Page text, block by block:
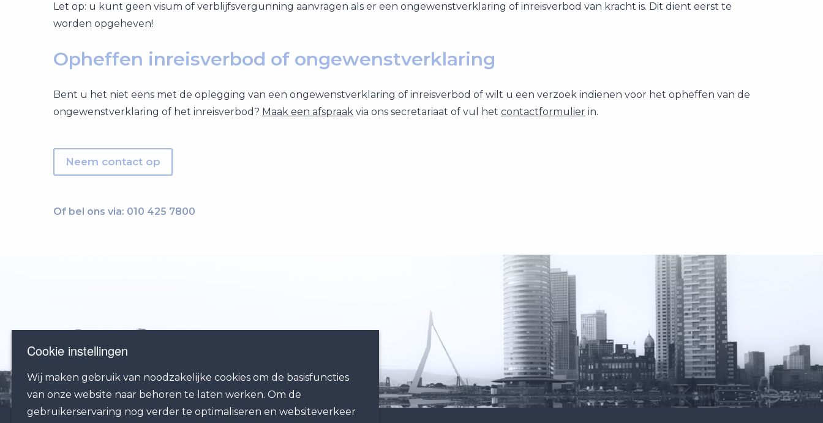
Let op: u kunt geen visum of verblijfsvergunning aanvragen als er een ongewenstverklaring of inreisverbod van kracht is. Dit dient eerst te
worden opgeheven!
Opheffen inreisverbod of ongewenstverklaring
Bent u het niet eens met de oplegging van een ongewenstverklaring of inreisverbod of wilt u een verzoek indienen voor het opheffen van de
ongewenstverklaring of het inreisverbod? Maak een afspraak via ons secretariaat of vul het contactformulier in.
Neem contact op
Of bel ons via: 010 425 7800
Cookie instellingen
Wij maken gebruik van noodzakelijke cookies om de basisfuncties
van onze website naar behoren te laten werken. Om de
gebruikerservaring nog verder te optimaliseren en websiteverkeer